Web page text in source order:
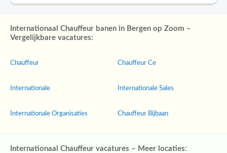
Internationaal Chauffeur banen in Bergen op Zoom –
Vergelijkbare vacatures:
Chauffeur
Internationale
Internationale Organisaties
Chauffeur Ce
Internationale Sales
Chauffeur Bijbaan
Internationaal Chauffeur vacatures – Meer locaties: